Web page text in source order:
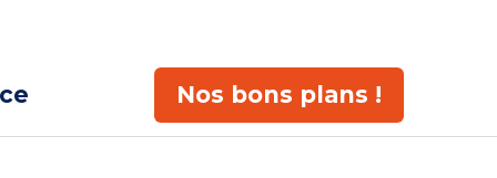
Nos bons plans !